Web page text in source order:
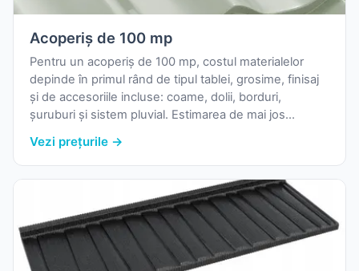
Acoperiș de 100 mp
Pentru un acoperiș de 100 mp, costul materialelor
depinde în primul rând de tipul tablei, grosime, finisaj
și de accesoriile incluse: coame, dolii, borduri,
șuruburi și sistem pluvial. Estimarea de mai jos
nostru și o marjă uzuală pentru pierderi la debitare.
Vezi prețurile →